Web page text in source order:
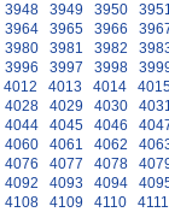
3948 3949 3950
3964 3965 3966
3980 3981 3982
3996 3997 3998
4012 4013 4014
4028 4029 4030
4044 4045 4046
4060 4061 4062
4076 4077 4078
4092 4093 4094
4108 4109 4110
4111